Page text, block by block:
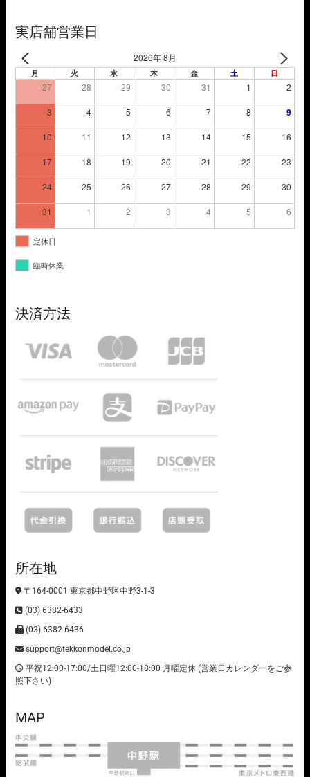
実店舗営業日
2026年 8月
月 火 水 木 金 土 日
27 28 29 30 31 1 2
3 4 5 6 7 8 9
10 11 12 13 14 15 16
17 18 19 20 21 22 23
24 25 26 27 28 29 30
31 1 2 3 4 5 6
定休日
臨時休業
決済方法
所在地
〒164-0001 東京都中野区中野3-1-3
(03) 6382-6433
(03) 6382-6436
support@tekkonmodel.co.jp
平祝12:00-17:00/土日曜12:00-18:00 月曜定休 (営業日カレンダーをご参
照下さい)
MAP